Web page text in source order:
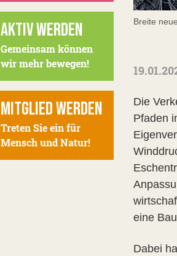
Breite
Die
Pfaden
eine
Dabei
AKTIV WERDEN
Gemeinsam können
wir mehr bewegen!
MITGLIED WERDEN
Treten Sie ein für
Mensch und Natur!